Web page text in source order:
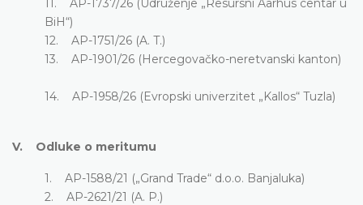
11. AP-1737/26 (Udruženje „Resursni Aarhus centar u
BiH“)
12. AP-1751/26 (A. T.)
13. AP-1901/26 (Hercegovačko-neretvanski kanton)
14. AP-1958/26 (Evropski univerzitet „Kallos“ Tuzla)
V. Odluke o meritumu
1. AP-1588/21 („Grand Trade“ d.o.o. Banjaluka)
2. AP-2621/21 (A. P.)